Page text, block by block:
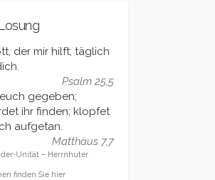
der mir hilft; täglich
Psalm 25,5
gegeben;
ihr finden; klopfet
aufgetan.
Matthäus 7,7
Unität – Herrnhuter
finden Sie hier